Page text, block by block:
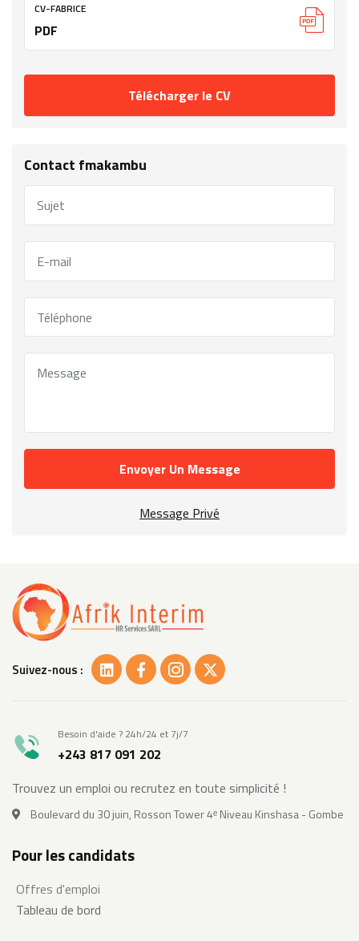
CV-FABRICE
PDF
Télécharger le CV
Contact fmakambu
Envoyer Un Message
Message Privé
Suivez-nous :
Besoin d'aide ? 24h/24 et 7j/7
+243 817 091 202
Trouvez un emploi ou recrutez en toute simplicité !
Boulevard du 30 juin, Rosson Tower 4ᵉ Niveau Kinshasa - Gombe
Pour les candidats
Offres d'emploi
Tableau de bord